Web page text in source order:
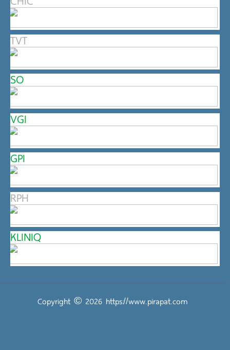
TVT
SO
VGI
GPI
RPH
KLINIQ
Copyright © 2026 https://www.pirapat.com